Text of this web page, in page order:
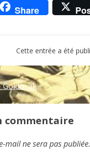
Share
Cette entrée a été
Goldorak
commentaire
mail ne sera pas publiée.